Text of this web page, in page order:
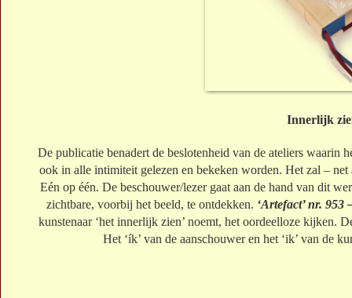
Innerlijk
De publicatie benadert de beslotenheid van de ateliers waarin
ook in alle intimiteit gelezen en bekeken worden. Het zal –
Eén op één. De beschouwer/lezer gaat aan de hand van dit
zichtbare, voorbij het beeld, te ontdekken. ‘Artefact’ nr. 953
kunstenaar ‘het innerlijk zien’ noemt, het oordeelloze kijken.
Het ‘ík’ van de aanschouwer en het ‘ik’ van de